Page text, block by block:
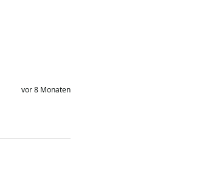
vor 8 Monaten